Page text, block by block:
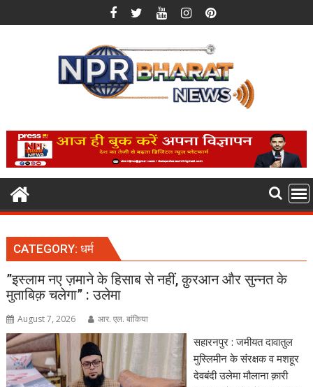
to
CATEGORY:धर्म
”इस्लाम नए ज़माने के हिसाब से नहीं, क़ुरआन और सुन्नत के
मुताबिक़ चलेगा” : उलेमा
August 7, 2026 आर. एल. बांकिया
सहारनपुर : जमीयत दावातुल
मुस्लिमीन के संरक्षक व मशहूर
देवबंदी उलेमा मौलाना क़ारी